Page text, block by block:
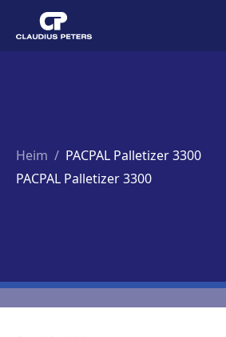
Heim / PACPAL Palletizer 3300
PACPAL Palletizer 3300